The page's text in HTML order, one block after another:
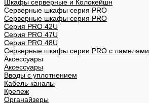
Шкафы серверные и Колокейшн
Серверные шкафы серия PRO
Серверные шкафы серия PRO
Серия PRO 42U
Серия PRO 47U
Серия PRO 48U
Серверные шкафы серии PRO с ламелями
Аксессуары
Аксессуары
Вводы с уплотнением
Кабель-каналы
Крепеж
Органайзеры